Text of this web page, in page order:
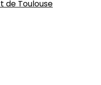
de Toulouse